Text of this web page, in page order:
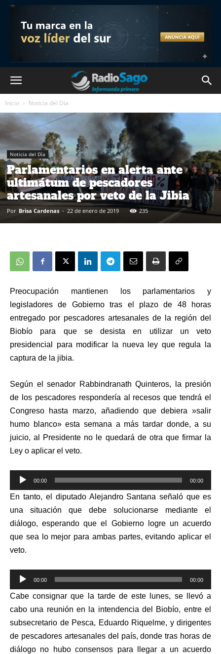
Inicio Noticia del Día
Noticia del Día
Parlamentarios en alerta ante
ultimátum de pescadores
artesanales por veto de la Jibia
Por Brisa Cardenas - 22 de enero de 2019 235
Preocupación mantienen los parlamentarios y
legisladores de Gobierno tras el plazo de 48 horas
entregado por pescadores artesanales de la región del
Biobío para que se desista en utilizar un veto
presidencial para modificar la nueva ley que regula la
captura de la jibia.
Según el senador Rabbindranath Quinteros,
la presión
de los pescadores respondería al recesos que tendrá el
Congreso hasta marzo, añadiendo que debiera »salir
humo blanco» esta semana a más tardar donde, a su
juicio, al Presidente no le quedará de otra que firmar la
Ley o aplicar el veto.
Reproductor
de
audio
00:00 00:00
En tanto, el diputado Alejandro Santana señaló que es
una situación que debe solucionarse mediante el
diálogo, esperando que el Gobierno logre un acuerdo
que sea lo mejor para ambas partes, evitando aplicar el
veto.
Reproductor
de
audio
00:00 00:00
Cabe consignar que la tarde de este lunes, se llevó a
cabo una reunión en la intendencia del Biobío, entre el
subsecretario de Pesca, Eduardo Riquelme, y dirigentes
de pescadores artesanales del país, donde tras horas de
diálogo no hubo consensos para llegar a un acuerdo